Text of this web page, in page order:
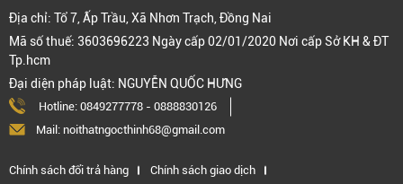
Địa chỉ: Tổ 7, Ấp Trầu, Xã Nhơn Trạch, Đồng Nai
Mã số thuế: 3603696223 Ngày cấp 02/01/2020 Nơi cấp Sở KH & ĐT
Tp.hcm
Đại diện pháp luật: NGUYỄN QUỐC HƯNG
Hotline: 0849277778 - 0888830126
Mail: noithatngocthinh68@gmail.com
Chính sách đổi trả hàng Chính sách giao dịch